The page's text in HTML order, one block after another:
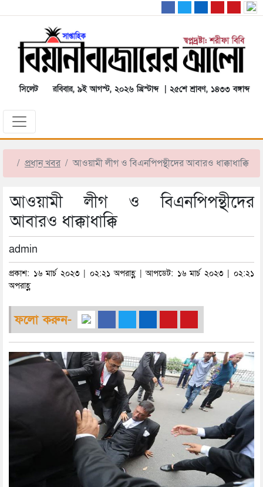
সিলেট রবিবার, ৯ই আগস্ট, ২০২৬ খ্রিস্টাব্দ | ২৫শে শ্রাবণ, ১৪৩৩ বঙ্গাব্দ
প্রধান খবর আওয়ামী লীগ ও বিএনপিপন্থীদের আবারও ধাক্কাধাক্কি
আওয়ামী লীগ ও বিএনপিপন্থীদের
আবারও ধাক্কাধাক্কি
admin
প্রকাশ: ১৬ মার্চ ২০২৩ | ০২:২১ অপরাহ্ণ | আপডেট: ১৬ মার্চ ২০২৩ | ০২:২১
অপরাহ্ণ
ফলো করুন-